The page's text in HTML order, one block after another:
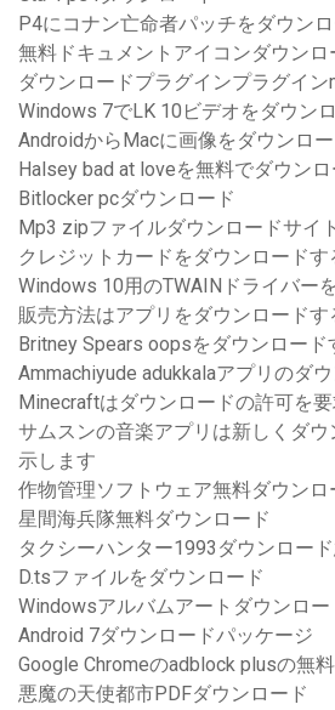
P4にコナン亡命者パッチをダウン
無料ドキュメントアイコンダウンロ
ダウンロードプラグインプラグイ
Windows 7でLK 10ビデオをダウン
AndroidからMacに画像をダウンロ
Halsey bad at loveを無料でダウンロ
Bitlocker pcダウンロード
Mp3 zipファイルダウンロードサイト
クレジットカードをダウンロード
Windows 10用のTWAINドライバー
販売方法はアプリをダウンロード
Britney Spears oopsをダウンロード
Ammachiyude adukkalaアプリのダ
Minecraftはダウンロードの許可を
サムスンの音楽アプリは新しくダ
示します
作物管理ソフトウェア無料ダウンロ
星間海兵隊無料ダウンロード
タクシーハンター1993ダウンロー
D.tsファイルをダウンロード
Windowsアルバムアートダウンロー
Android 7ダウンロードパッケージ
Google Chromeのadblock plusの無
悪魔の天使都市PDFダウンロード